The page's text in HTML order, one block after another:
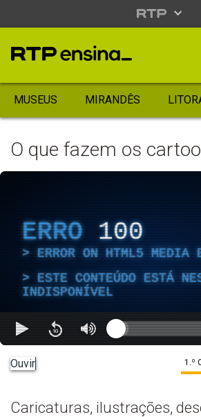
MUSEUS MIRANDÊS
O que fazem os
ERRO 100
ERROR ON HTML5 MEDIA
ESTE CONTEÚDO ESTÁ
INDISPONÍVEL
Ouvir 1.º
Caricaturas, ilustrações,